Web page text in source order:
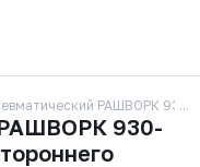
РАШВОРК 930-
РАШВОРК 930-